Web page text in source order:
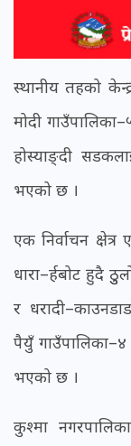
स्थानीय तहको
मोदी
होस्याङ्दी
भएको छ ।
एक निर्वाचन
धारा–र्हबोट हुदै
र
पैयुँ
भएको छ ।
कुश्मा